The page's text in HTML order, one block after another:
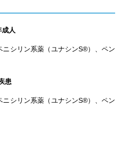
成人
ニシリン系薬（ユナシンS®）、ペン
患
ニシリン系薬（ユナシンS®）、ペン